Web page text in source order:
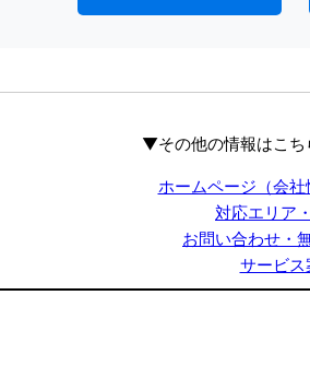
▼その他の情報はこち
ホームページ（会社
対応エリア
お問い合わせ・
サービス